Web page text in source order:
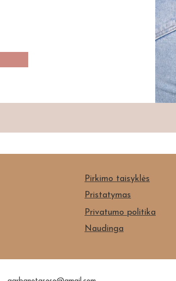
Pirkimo taisyklės
Pristatymas
Privatumo politika
Naudinga